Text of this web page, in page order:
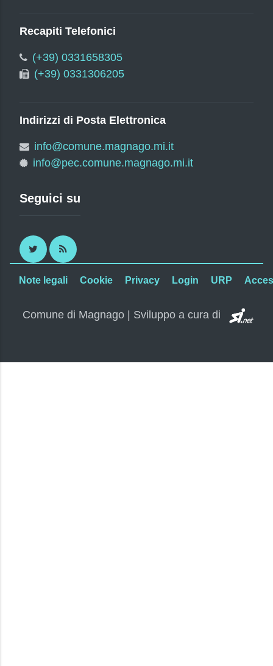
Recapiti Telefonici
(+39) 0331658305
(+39) 0331306205
Indirizzi di Posta Elettronica
info@comune.magnago.mi.it
info@pec.comune.magnago.mi.it
Seguici su
Twitter RSS
Note legali Cookie Privacy Login URP
Comune di Magnago | Sviluppo a cura di